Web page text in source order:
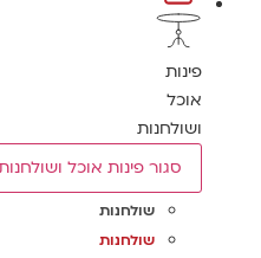
פינות
אוכל
ושולחנות
סגור פינות אוכל ושולחנות
שולחנות
שולחנות